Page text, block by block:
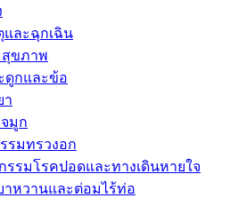
และฉุกเฉิน
สุขภาพ
ดูกและข้อ
า
มูก
รมทรวงอก
รรมโรคปอดและทางเดินหายใจ
าหวานและต่อมไร้ท่อ